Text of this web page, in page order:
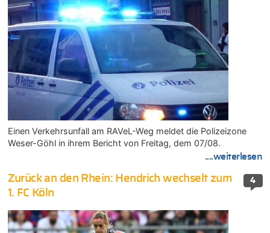
Einen Verkehrsunfall am RAVeL-Weg meldet die Polizeizone
Weser-Göhl in ihrem Bericht von Freitag, dem 07/08.
....weiterlesen
4
Zurück an den Rhein: Hendrich wechselt zum
1. FC Köln